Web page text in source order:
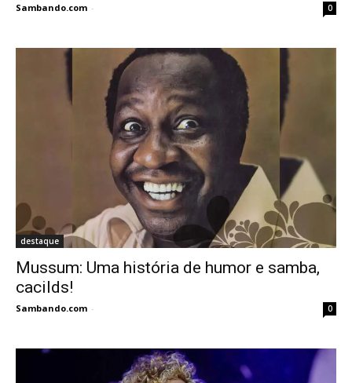
Sambando.com - 0
destaque
Mussum: Uma história de humor e samba,
cacilds!
Sambando.com - 0